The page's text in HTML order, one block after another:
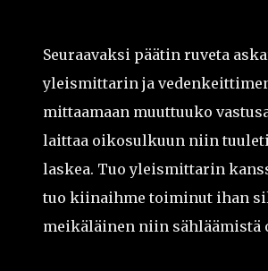
Seuraavaksi päätin ruveta
yleismittarin ja
mittaamaan muuttuuko
laittaa oikosulkuun niin
laskea. Tuo yleismittarin
tuo kiinaihme toiminut ihan
meikäläinen niin sähläämistä